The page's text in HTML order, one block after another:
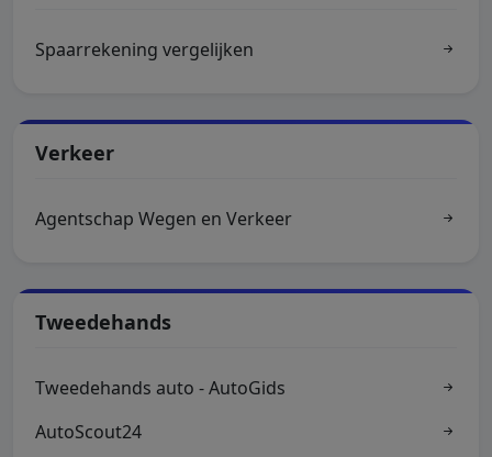
Spaarrekening vergelijken
Verkeer
Agentschap Wegen en Verkeer
Tweedehands
Tweedehands auto - AutoGids
AutoScout24